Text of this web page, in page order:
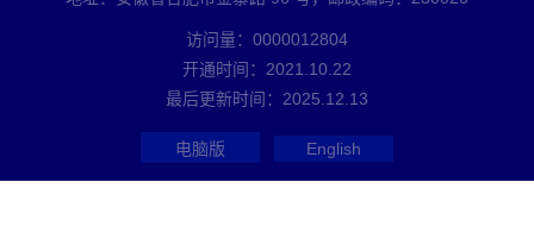
访问量： 0000012804
开通时间： 2021 10 22
最后更新时间： 2025 12 13
电脑版 English